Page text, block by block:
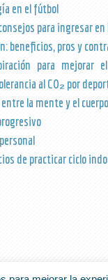
en el fútbol
para ingresar en
beneficios, pros y
para mejorar
al CO₂ por
la mente y el cuerpo
de practicar ciclo